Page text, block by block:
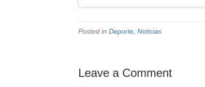
Posted in Deporte Noticias
Leave a Comment